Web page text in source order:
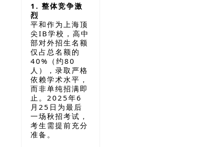
1. 整体竞争激
烈
平和作为上海顶
尖IB学校，高中
部对外招生名额
仅占总名额的
40%（约80
人），录取严格
依赖学术水平，
而非单纯招满即
止。2025年6
月25日为最后
一场秋招考试，
考生需提前充分
准备。